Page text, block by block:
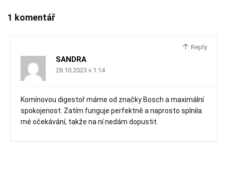
1 komentář
Reply
SANDRA
28.10.2023 v 1:14
Komínovou digestoř máme od značky Bosch a maximální
spokojenost. Zatím funguje perfektně a naprosto splnila
mé očekávání, takže na ní nedám dopustit.